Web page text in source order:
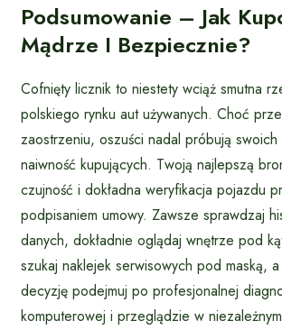
Podsumowanie – Jak
Mądrze I Bezpiecznie?
Cofnięty licznik to niestety wciąż smutna
polskiego rynku aut używanych. Choć
zaostrzeniu, oszuści nadal próbują swoich
naiwność kupujących. Twoją najlepszą
czujność i dokładna weryfikacja pojazdu
podpisaniem umowy. Zawsze sprawdzaj
danych, dokładnie oglądaj wnętrze pod
szukaj naklejek serwisowych pod maską,
decyzję podejmuj po profesjonalnej
komputerowej i przeglądzie w